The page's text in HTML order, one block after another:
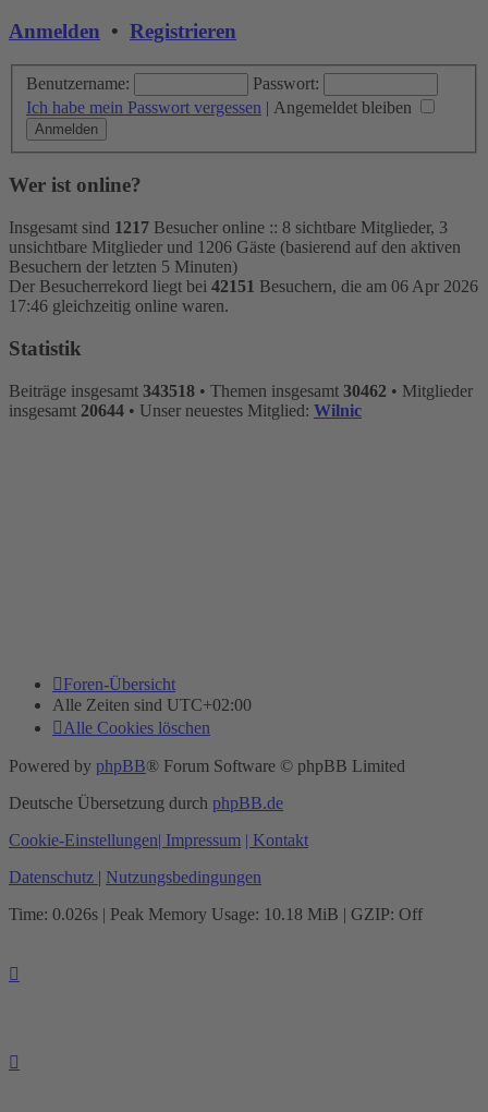
Anmelden • Registrieren
Benutzername:
Passwort:
Ich habe mein Passwort vergessen | Angemeldet bleiben
Wer ist online?
Insgesamt sind 1217 Besucher online :: 8 sichtbare Mitglieder, 3
unsichtbare Mitglieder und 1206 Gäste (basierend auf den aktiven
Besuchern der letzten 5 Minuten)
Der Besucherrekord liegt bei 42151 Besuchern, die am 06 Apr 2026
17:46 gleichzeitig online waren.
Statistik
Beiträge insgesamt 343518 • Themen insgesamt 30462 • Mitglieder
insgesamt 20644 • Unser neuestes Mitglied: Wilnic
Foren-Übersicht
Alle Zeiten sind UTC+02:00
Alle Cookies löschen
Powered by phpBB® Forum Software © phpBB Limited
Deutsche Übersetzung durch phpBB.de
Cookie-Einstellungen| Impressum | Kontakt
Datenschutz | Nutzungsbedingungen
Time: 0.026s | Peak Memory Usage: 10.18 MiB | GZIP: Off